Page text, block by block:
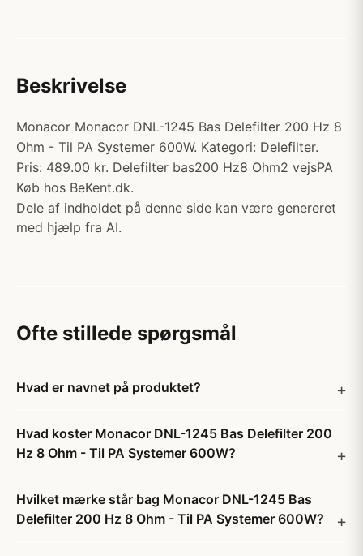
Beskrivelse
Monacor Monacor DNL-1245 Bas Delefilter 200 Hz 8
Ohm - Til PA Systemer 600W. Kategori: Delefilter.
Pris: 489.00 kr. Delefilter bas200 Hz8 Ohm2 vejsPA
Køb hos BeKent.dk.
Dele af indholdet på denne side kan være genereret
med hjælp fra AI.
Ofte stillede spørgsmål
Hvad er navnet på produktet?
Hvad koster Monacor DNL-1245 Bas Delefilter 200
Hz 8 Ohm - Til PA Systemer 600W?
Hvilket mærke står bag Monacor DNL-1245 Bas
Delefilter 200 Hz 8 Ohm - Til PA Systemer 600W?